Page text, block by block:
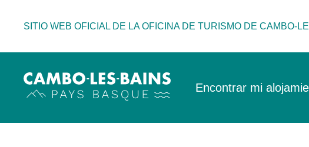
contenido
SITIO WEB OFICIAL DE LA OFICINA DE TURISMO DE CAMBO-
Encontrar mi